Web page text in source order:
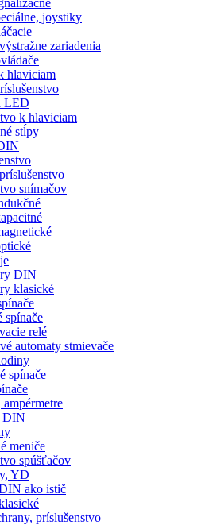
joystiky
zariadenia
hlaviciam
LED
k hlaviciam
stĺpy
snímačov
DIN
klasické
spínače
relé
automaty stmievače
spínače
DIN
meniče
spúšťačov
YD
ako istič
príslušenstvo